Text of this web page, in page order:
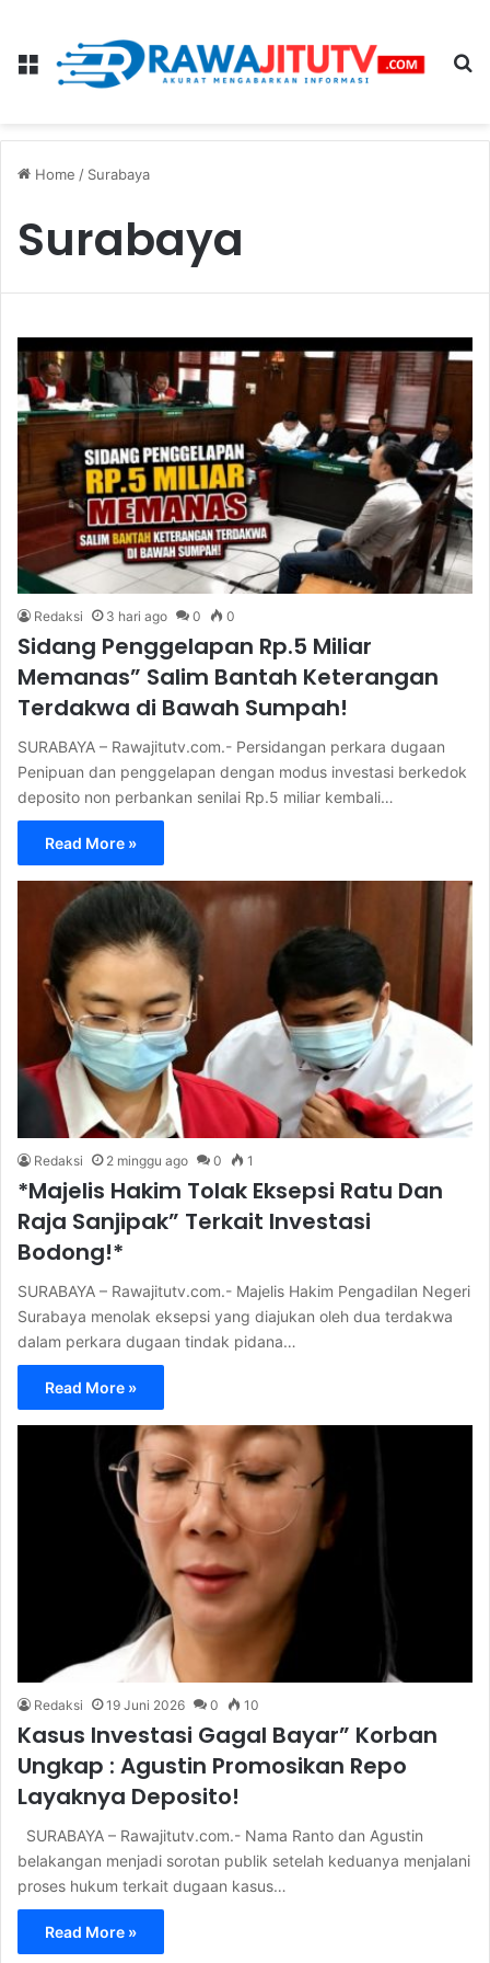
Menu
Home / Surabaya
Surabaya
Redaksi 3 hari ago 0 0
Sidang Penggelapan Rp.5 Miliar
Memanas” Salim Bantah Keterangan
Terdakwa di Bawah Sumpah!
SURABAYA – Rawajitutv.com.- Persidangan perkara dugaan
Penipuan dan penggelapan dengan modus investasi berkedok
deposito non perbankan senilai Rp.5 miliar kembali…
Read More »
Redaksi 2 minggu ago 0 1
*Majelis Hakim Tolak Eksepsi Ratu Dan
Raja Sanjipak” Terkait Investasi
Bodong!*
SURABAYA – Rawajitutv.com.- Majelis Hakim Pengadilan Negeri
Surabaya menolak eksepsi yang diajukan oleh dua terdakwa
dalam perkara dugaan tindak pidana…
Read More »
Redaksi 19 Juni 2026 0 10
Kasus Investasi Gagal Bayar” Korban
Ungkap : Agustin Promosikan Repo
Layaknya Deposito!
SURABAYA – Rawajitutv.com.- Nama Ranto dan Agustin
belakangan menjadi sorotan publik setelah keduanya menjalani
proses hukum terkait dugaan kasus…
Read More »